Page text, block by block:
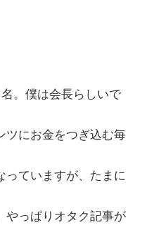
。僕は会長らしいで
ツにお金をつぎ込む毎
っていますが、たまに
やっぱりオタク記事が